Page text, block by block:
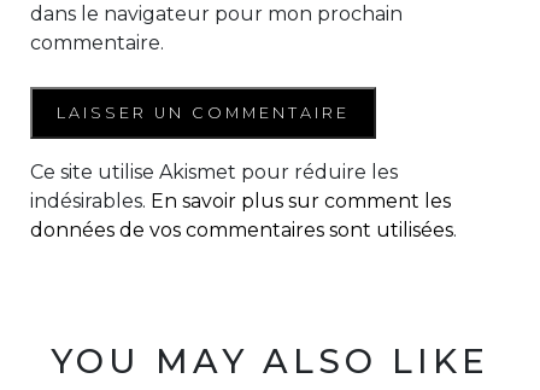
dans le navigateur pour mon prochain
commentaire.
Ce site utilise Akismet pour réduire les
indésirables. En savoir plus sur comment les
données de vos commentaires sont utilisées.
YOU MAY ALSO LIKE